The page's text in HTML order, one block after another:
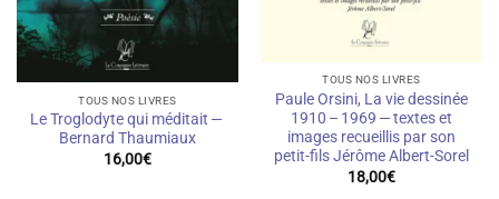
TOUS NOS LIVRES
Le Troglodyte qui méditait —
Bernard Thaumiaux
16,00€
TOUS NOS LIVRES
Paule Orsini, La vie dessinée
1910 – 1969 — textes et
images recueillis par son
petit-fils Jérôme Albert-Sorel
18,00€